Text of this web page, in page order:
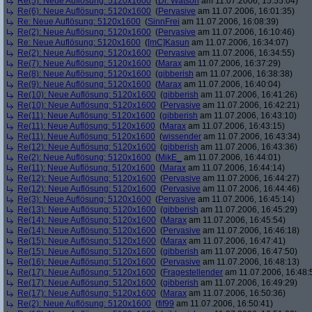
Re(6): Neue Auflösung: 5120x1600 (Pervasive am 11.07.2006, 16:01:35)
Re: Neue Auflösung: 5120x1600 (SinnFrei am 11.07.2006, 16:08:39)
Re(2): Neue Auflösung: 5120x1600 (Pervasive am 11.07.2006, 16:10:46)
Re: Neue Auflösung: 5120x1600 ([mC]Kasun am 11.07.2006, 16:34:07)
Re(2): Neue Auflösung: 5120x1600 (Pervasive am 11.07.2006, 16:34:55)
Re(7): Neue Auflösung: 5120x1600 (Marax am 11.07.2006, 16:37:29)
Re(8): Neue Auflösung: 5120x1600 (gibberish am 11.07.2006, 16:38:38)
Re(9): Neue Auflösung: 5120x1600 (Marax am 11.07.2006, 16:40:04)
Re(10): Neue Auflösung: 5120x1600 (gibberish am 11.07.2006, 16:41:26)
Re(10): Neue Auflösung: 5120x1600 (Pervasive am 11.07.2006, 16:42:21)
Re(11): Neue Auflösung: 5120x1600 (gibberish am 11.07.2006, 16:43:10)
Re(11): Neue Auflösung: 5120x1600 (Marax am 11.07.2006, 16:43:15)
Re(11): Neue Auflösung: 5120x1600 (wissender am 11.07.2006, 16:43:34)
Re(12): Neue Auflösung: 5120x1600 (gibberish am 11.07.2006, 16:43:36)
Re(2): Neue Auflösung: 5120x1600 (MikE_
am 11.07.2006, 16:44:01)
Re(11): Neue Auflösung: 5120x1600 (Marax am 11.07.2006, 16:44:14)
Re(12): Neue Auflösung: 5120x1600 (Pervasive am 11.07.2006, 16:44:27)
Re(12): Neue Auflösung: 5120x1600 (Pervasive am 11.07.2006, 16:44:46)
Re(3): Neue Auflösung: 5120x1600 (Pervasive am 11.07.2006, 16:45:14)
Re(13): Neue Auflösung: 5120x1600 (gibberish am 11.07.2006, 16:45:29)
Re(14): Neue Auflösung: 5120x1600 (Marax am 11.07.2006, 16:45:54)
Re(14): Neue Auflösung: 5120x1600 (Pervasive am 11.07.2006, 16:46:18)
Re(15): Neue Auflösung: 5120x1600 (Marax am 11.07.2006, 16:47:41)
Re(15): Neue Auflösung: 5120x1600 (gibberish am 11.07.2006, 16:47:50)
Re(16): Neue Auflösung: 5120x1600 (Pervasive am 11.07.2006, 16:48:13)
Re(17): Neue Auflösung: 5120x1600 (Fragestellender am 11.07.2006,
Re(17): Neue Auflösung: 5120x1600 (gibberish am 11.07.2006, 16:49:29)
Re(17): Neue Auflösung: 5120x1600 (Marax am 11.07.2006, 16:50:36)
Re(2): Neue Auflösung: 5120x1600 (fif99 am 11.07.2006, 16:50:41)